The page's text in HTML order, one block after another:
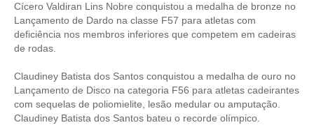
Cícero Valdiran Lins Nobre conquistou a medalha de bronze no
Lançamento de Dardo na classe F57 para atletas com
deficiência nos membros inferiores que competem em cadeiras
de rodas.
Claudiney Batista dos Santos conquistou a medalha de ouro no
Lançamento de Disco na categoria F56 para atletas cadeirantes
com sequelas de poliomielite, lesão medular ou amputação.
Claudiney Batista dos Santos bateu o recorde olímpico.